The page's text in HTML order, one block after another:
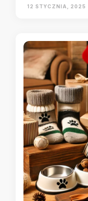
12 STYCZNIA, 2025